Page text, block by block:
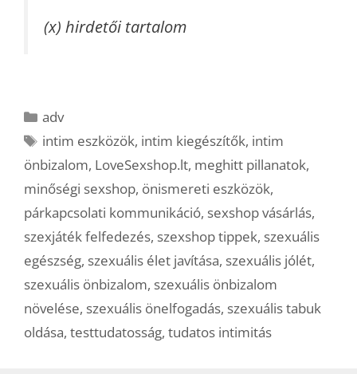
(x) hirdetői tartalom
Kategória
adv
Címkék
intim eszközök, intim kiegészítők, intim
önbizalom, LoveSexshop.lt, meghitt pillanatok,
minőségi sexshop, önismereti eszközök,
párkapcsolati kommunikáció, sexshop vásárlás,
szexjáték felfedezés, szexshop tippek, szexuális
egészség, szexuális élet javítása, szexuális jólét,
szexuális önbizalom, szexuális önbizalom
növelése, szexuális önelfogadás, szexuális tabuk
oldása, testtudatosság, tudatos intimitás